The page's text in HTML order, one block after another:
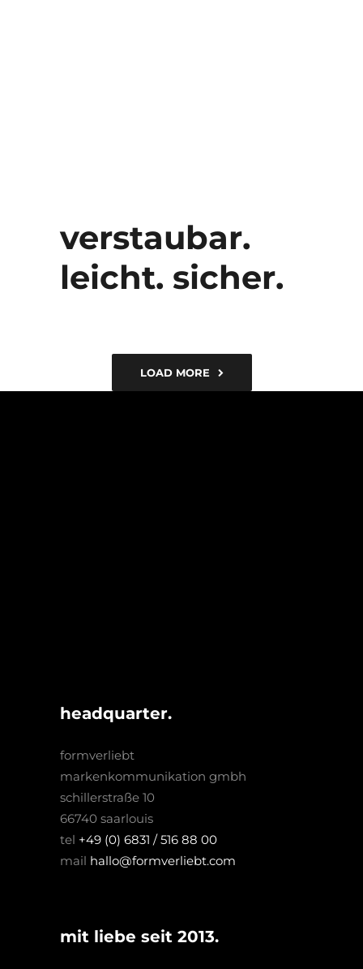
verstaubar.
leicht. sicher.
LOAD MORE
headquarter.
formverliebt
markenkommunikation gmbh
schillerstraße 10
66740 saarlouis
tel +49 (0) 6831 / 516 88 00
mail hallo@formverliebt.com
mit liebe seit 2013.